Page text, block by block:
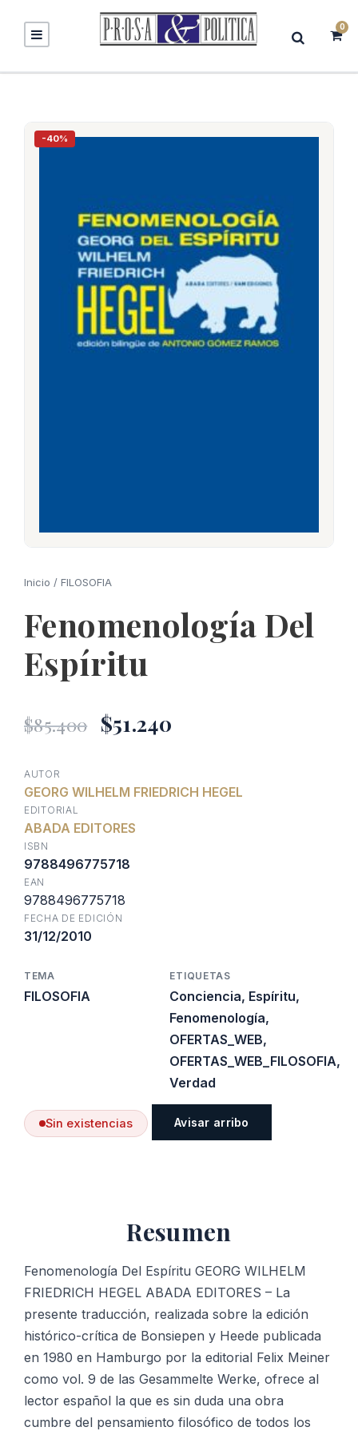
0
-40%
Inicio / FILOSOFIA
Fenomenología Del
Espíritu
$85.400 El
original
era:
$85.400.
$51.240
actual
AUTOR
GEORG WILHELM FRIEDRICH HEGEL
EDITORIAL
ABADA EDITORES
ISBN
9788496775718
EAN
9788496775718
FECHA DE EDICIÓN
31/12/2010
TEMA
FILOSOFIA
ETIQUETAS
Conciencia, Espíritu,
Fenomenología,
OFERTAS_WEB,
OFERTAS_WEB_FILOSOFIA,
Verdad
Sin existencias Avisar arribo
Resumen
Fenomenología Del Espíritu GEORG WILHELM
FRIEDRICH HEGEL ABADA EDITORES – La
presente traducción, realizada sobre la edición
histórico-crítica de Bonsiepen y Heede publicada
en 1980 en Hamburgo por la editorial Felix Meiner
como vol. 9 de las Gesammelte Werke, ofrece al
lector español la que es sin duda una obra
cumbre del pensamiento filosófico de todos los